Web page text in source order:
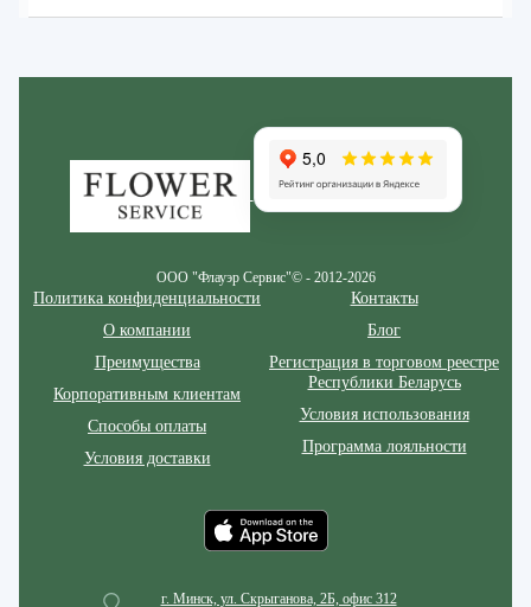
ООО "Флауэр Сервис"© - 2012-2026
Политика конфиденциальности
О компании
Преимущества
Корпоративным клиентам
Способы оплаты
Условия доставки
Контакты
Блог
Регистрация в торговом реестре
Республики Беларусь
Условия использования
Программа лояльности
г. Минск, ул. Скрыганова, 2Б, офис 312